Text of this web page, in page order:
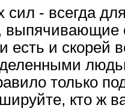
сил - всегда
и скорей
только
кто ж